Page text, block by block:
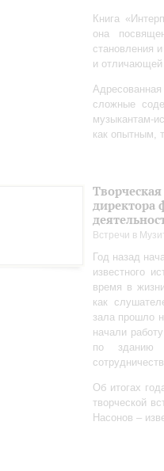
Книга
она
становления
и отличающей
сложные
музыкантам-
как опытным,
директора
Встречи в
Год назад
известного
время в
как
зала прошло
начали
по зданию
Об итогах
творческой
Насонов –